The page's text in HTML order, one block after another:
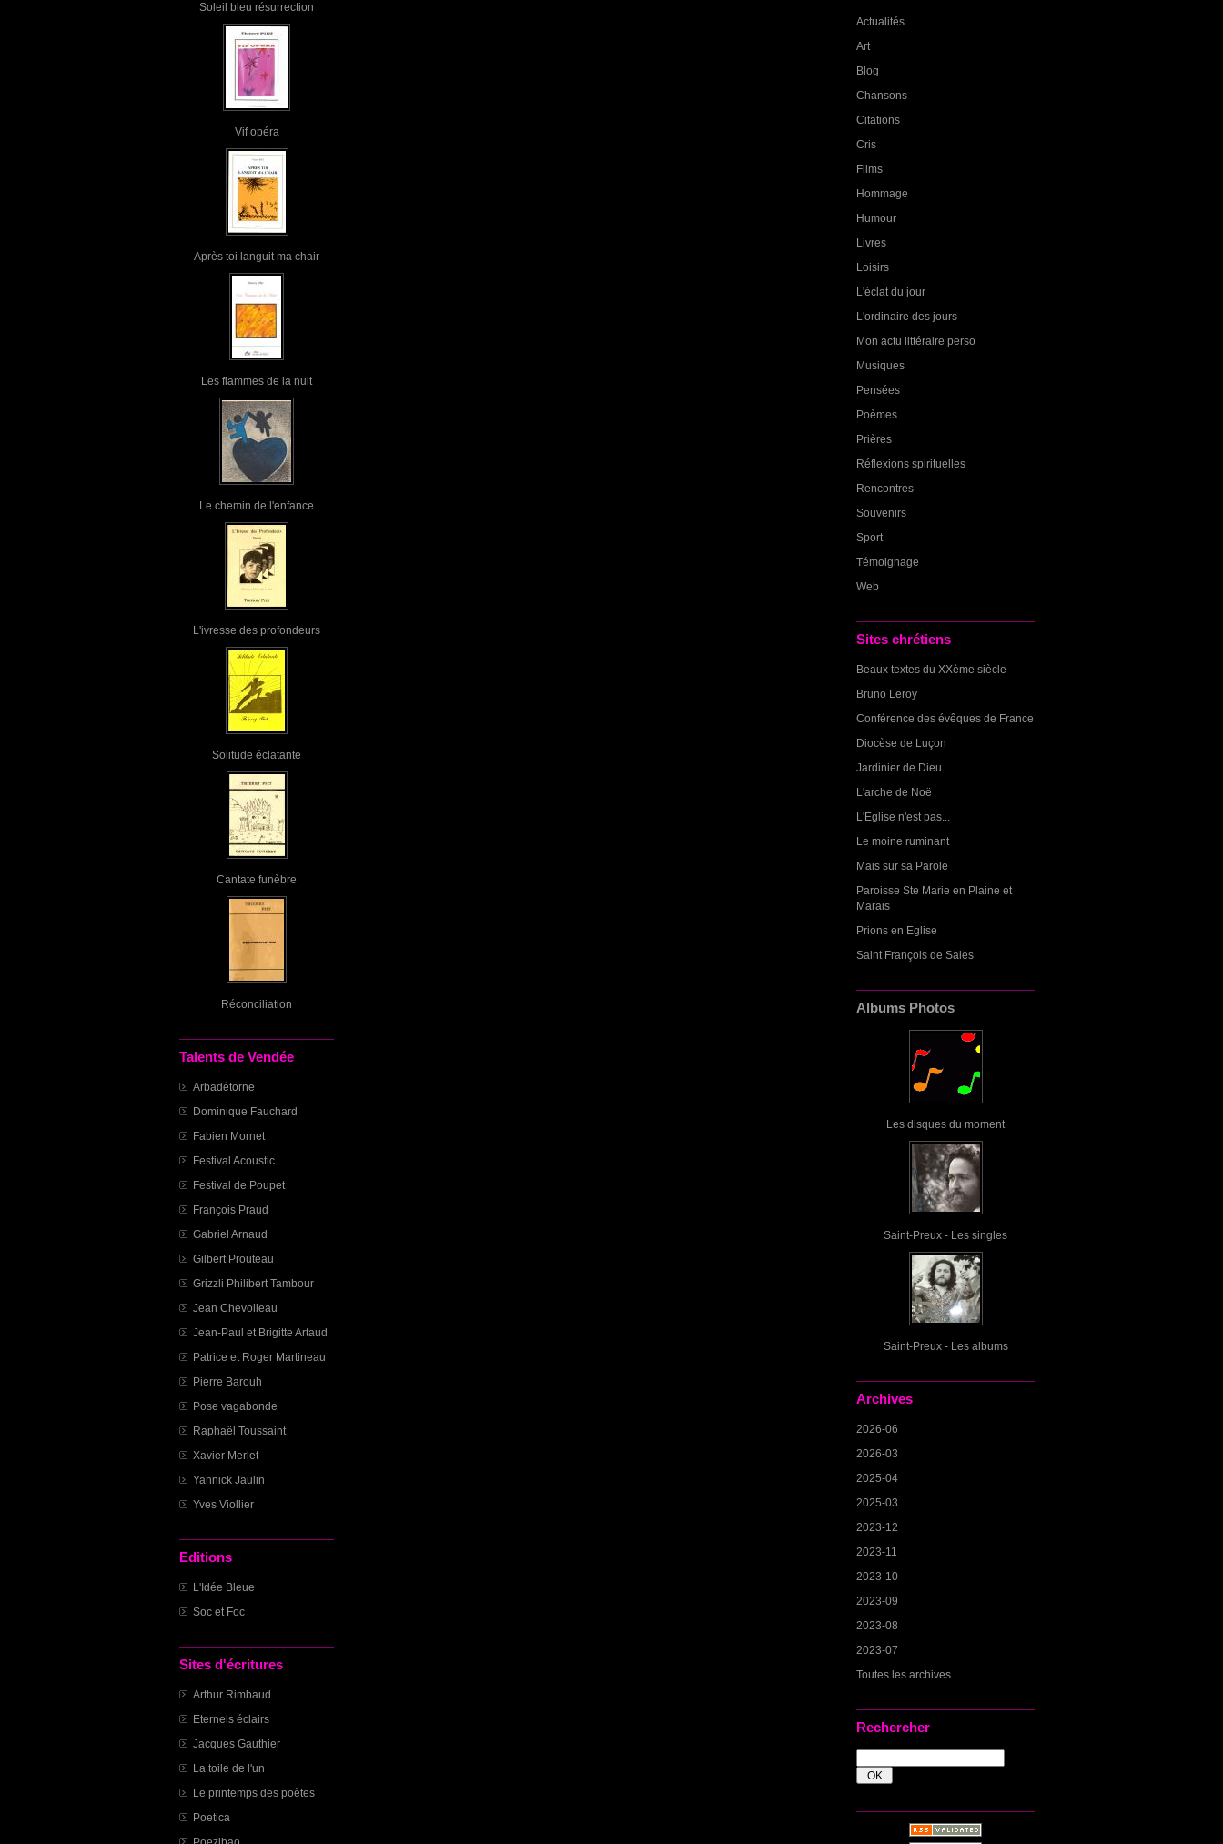
Soleil bleu résurrection
Vif opéra
Après toi languit ma chair
Les flammes de la nuit
Le chemin de l'enfance
L'ivresse des profondeurs
Solitude éclatante
Cantate funèbre
Réconciliation
Talents de Vendée
Arbadétorne
Dominique Fauchard
Fabien Mornet
Festival Acoustic
Festival de Poupet
François Praud
Gabriel Arnaud
Gilbert Prouteau
Grizzli Philibert Tambour
Jean Chevolleau
Jean-Paul et Brigitte Artaud
Patrice et Roger Martineau
Pierre Barouh
Pose vagabonde
Raphaël Toussaint
Xavier Merlet
Yannick Jaulin
Yves Viollier
Editions
L'Idée Bleue
Soc et Foc
Sites d'écritures
Arthur Rimbaud
Eternels éclairs
Jacques Gauthier
La toile de l'un
Le printemps des poètes
Poetica
Actualités
Art
Blog
Chansons
Citations
Cris
Films
Hommage
Humour
Livres
Loisirs
L'éclat du jour
L'ordinaire des jours
Mon actu littéraire perso
Musiques
Pensées
Poèmes
Prières
Réflexions spirituelles
Rencontres
Souvenirs
Sport
Témoignage
Web
Sites chrétiens
Beaux textes du XXème siècle
Bruno Leroy
Conférence des évêques de France
Diocèse de Luçon
Jardinier de Dieu
L'arche de Noë
L'Eglise n'est pas...
Le moine ruminant
Mais sur sa Parole
Paroisse Ste Marie en Plaine et
Marais
Prions en Eglise
Saint François de Sales
Albums Photos
Les disques du moment
Saint-Preux - Les singles
Saint-Preux - Les albums
Archives
2026-06
2026-03
2025-04
2025-03
2023-12
2023-11
2023-10
2023-09
2023-08
2023-07
Toutes les archives
Rechercher